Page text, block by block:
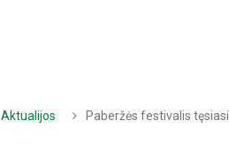
Aktualijos Paberžės festivalis